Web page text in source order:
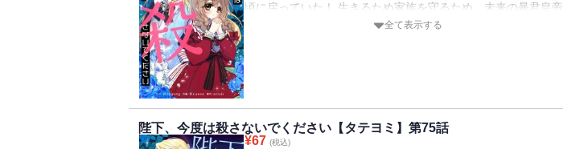
頃に戻っていた！ 生きるため家族を守るため、未来の暴君皇帝
ルペルトの侍女になることを決意し家を出る。 でもこの時のル
全て表示する
陛下、今度は殺さないでください【タテヨミ】第75話
¥67 (税込)